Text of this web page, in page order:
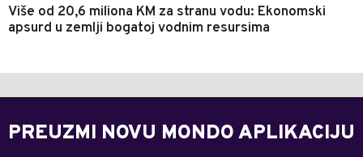
Više od 20,6 miliona KM za stranu vodu: Ekonomski
apsurd u zemlji bogatoj vodnim resursima
PREUZMI NOVU MONDO APLIKACIJU